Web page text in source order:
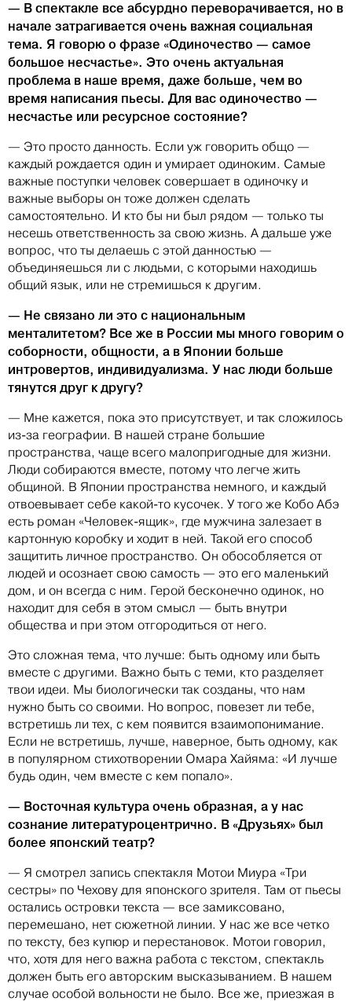
— В спектакле все абсурдно переворачивается, но в
начале затрагивается очень важная социальная
тема. Я говорю о фразе «Одиночество — самое
большое несчастье». Это очень актуальная
проблема в наше время, даже больше, чем во
время написания пьесы. Для вас одиночество —
несчастье или ресурсное состояние?
— Это просто данность. Если уж говорить общо —
каждый рождается один и умирает одиноким. Самые
важные поступки человек совершает в одиночку и
важные выборы он тоже должен сделать
самостоятельно. И кто бы ни был рядом — только ты
несешь ответственность за свою жизнь. А дальше уже
вопрос, что ты делаешь с этой данностью —
объединяешься ли с людьми, с которыми находишь
общий язык, или не стремишься к другим.
— Не связано ли это с национальным
менталитетом? Все же в России мы много говорим о
соборности, общности, а в Японии больше
интровертов, индивидуализма. У нас люди больше
тянутся друг к другу?
— Мне кажется, пока это присутствует, и так сложилось
из-за географии. В нашей стране большие
пространства, чаще всего малопригодные для жизни.
Люди собираются вместе, потому что легче жить
общиной. В Японии пространства немного, и каждый
отвоевывает себе какой-то кусочек. У того же Кобо Абэ
есть роман «Человек-ящик», где мужчина залезает в
картонную коробку и ходит в ней. Такой его способ
защитить личное пространство. Он обособляется от
людей и осознает свою самость — это его маленький
дом, и он всегда с ним. Герой бесконечно одинок, но
находит для себя в этом смысл — быть внутри
общества и при этом отгородиться от него.
Это сложная тема, что лучше: быть одному или быть
вместе с другими. Важно быть с теми, кто разделяет
твои идеи. Мы биологически так созданы, что нам
нужно быть со своими. Но вопрос, повезет ли тебе,
встретишь ли тех, с кем появится взаимопонимание.
Если не встретишь, лучше, наверное, быть одному, как
в популярном стихотворении Омара Хайяма: «И лучше
будь один, чем вместе с кем попало».
— Восточная культура очень образная, а у нас
сознание литературоцентрично. В «Друзьях» был
более японский театр?
— Я смотрел запись спектакля Мотои Миура «Три
сестры» по Чехову для японского зрителя. Там от пьесы
остались островки текста — все замиксовано,
перемешано, нет сюжетной линии. У нас же все четко
по тексту, без купюр и перестановок. Мотои говорил,
что, хотя для него важна работа с текстом, спектакль
должен быть его авторским высказыванием. В нашем
случае особой вольности не было. Все же, приезжая в